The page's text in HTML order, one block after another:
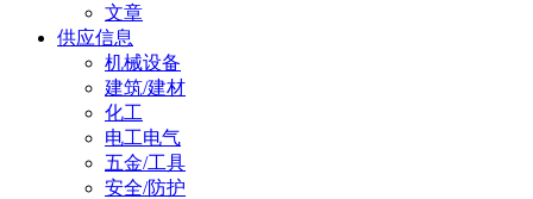
文章
供应信息
机械设备
建筑/建材
化工
电工电气
五金/工具
安全/防护